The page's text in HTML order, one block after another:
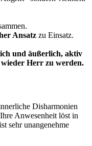
Ansatz zu Einsatz.
und äußerlich, aktiv
Herr zu werden.
Disharmonien
Anwesenheit löst in
sehr unangenehme